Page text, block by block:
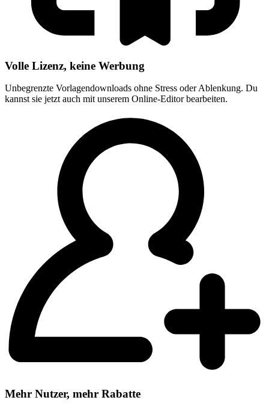
Volle Lizenz, keine Werbung
Unbegrenzte Vorlagendownloads ohne Stress oder Ablenkung. Du
kannst sie jetzt auch mit unserem Online-Editor bearbeiten.
Mehr Nutzer, mehr Rabatte